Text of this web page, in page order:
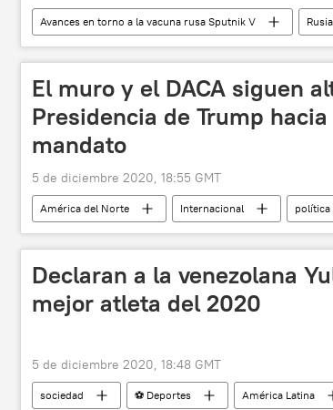
Avances en torno a la vacuna rusa Sputnik V Rusia
Sputnik V (vacuna)
noticias
El muro y el DACA siguen
Presidencia de Trump
mandato
5 de diciembre 2020, 18:55 GMT
América del Norte Internacional política
migración
Donald Trump Joe Biden
Declaran a la venezolana
mejor atleta del 2020
5 de diciembre 2020, 18:48 GMT
sociedad ⚽ Deportes América Latina